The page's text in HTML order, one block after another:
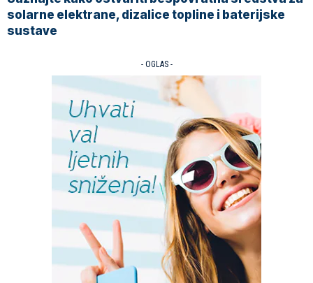
solarne elektrane, dizalice topline i baterijske
sustave
- OGLAS -